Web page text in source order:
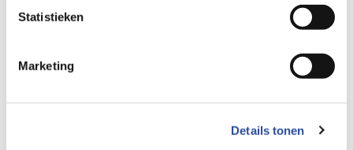
Statistieken
Marketing
Details tonen
webshop mag verkopen.
⁠Verantwoorde zorg, ⁠ook online.